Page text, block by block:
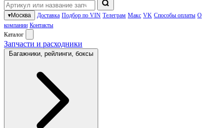
▾Москва Доставка Подбор по VIN Телеграм Макс VK Способы оплаты О
компании Контакты
Каталог
Запчасти и расходники
Багажники, рейлинги, боксы